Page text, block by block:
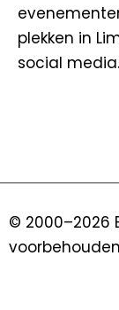
plekken in
social media.
© 2000–2026